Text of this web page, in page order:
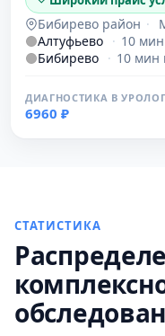
Бибирево район ·
Алтуфьево · 10
Бибирево · 10 мин
ДИАГНОСТИКА В
6960 ₽
СТАТИСТИКА